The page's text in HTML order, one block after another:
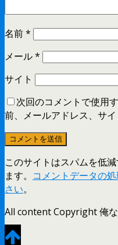
名前*
メール*
サイト
次回のコメントで使用
前、メールアドレス、サイ
このサイトはスパムを低
ます。 コメントデータの
さい。
All content Copyright 俺